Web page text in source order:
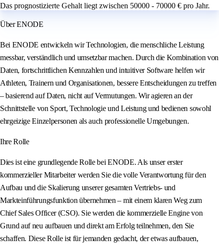
Das prognostizierte Gehalt liegt zwischen 50000 - 70000 € pro Jahr.
Über ENODE
Bei ENODE entwickeln wir Technologien, die menschliche Leistung
messbar, verständlich und umsetzbar machen. Durch die Kombination von
Daten, fortschrittlichen Kennzahlen und intuitiver Software helfen wir
Athleten, Trainern und Organisationen, bessere Entscheidungen zu treffen
– basierend auf Daten, nicht auf Vermutungen. Wir agieren an der
Schnittstelle von Sport, Technologie und Leistung und bedienen sowohl
ehrgeizige Einzelpersonen als auch professionelle Umgebungen.
Ihre Rolle
Dies ist eine grundlegende Rolle bei ENODE. Als unser erster
kommerzieller Mitarbeiter werden Sie die volle Verantwortung für den
Aufbau und die Skalierung unserer gesamten Vertriebs- und
Markteinführungsfunktion übernehmen – mit einem klaren Weg zum
Chief Sales Officer (CSO). Sie werden die kommerzielle Engine von
Grund auf neu aufbauen und direkt am Erfolg teilnehmen, den Sie
schaffen. Diese Rolle ist für jemanden gedacht, der etwas aufbauen,